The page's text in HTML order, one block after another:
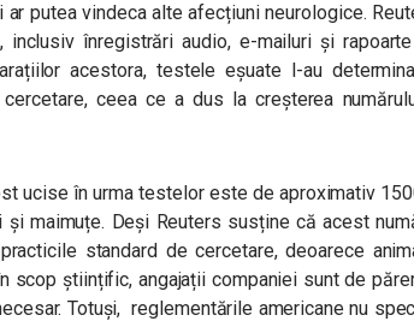
putea vindeca alte afecțiuni neurologice.
inclusiv înregistrări audio, e-mailuri și
acestora, testele eșuate l-au
ceea ce a dus la creșterea
ucise în urma testelor este de aproximativ
maimuțe. Deși Reuters susține că acest
standard de cercetare, deoarece
scop științific, angajații companiei sunt de
Totuși, reglementările americane nu